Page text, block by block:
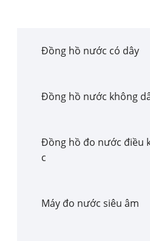
Đồng hồ nước có dây
Đồng hồ nước không
Đồng hồ đo nước điều
c
Máy đo nước siêu âm